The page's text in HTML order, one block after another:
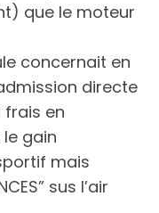
que le moteur
concernait en
directe
frais en
gain
mais
sus l’air